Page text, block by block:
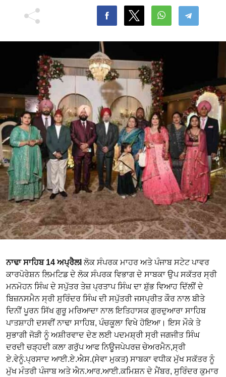
ਨਾਢਾ ਸਾਹਿਬ 14 ਅਪ੍ਰੈਲlਲੋਕ ਸੰਪਰਕ ਮਾਹਰ ਅਤੇ ਪੰਜਾਬ ਸਟੇਟ ਪਾਵਰ
ਕਾਰਪੋਰੇਸ਼ਨ ਲਿਮਟਿਡ ਦੇ ਲੋਕ ਸੰਪਰਕ ਵਿਭਾਗ ਦੇ ਸਾਬਕਾ ਉਪ ਸਕੱਤਰ ਸ੍ਰੀ
ਮਨਮੋਹਨ ਸਿੰਘ ਦੇ ਸਪੁੱਤਰ ਤੇਜ਼ ਪ੍ਰਤਾਪ ਸਿੰਘ ਦਾ ਸ਼ੁੱਭ ਵਿਆਹ ਦਿੱਲੀਂ ਦੇ
ਬਿਜ਼ਨਸਮੈਨ ਸ੍ਰੀ ਸੁਰਿੰਦਰ ਸਿੰਘ ਦੀ ਸਪੁੱਤਰੀ ਜਸਪ੍ਰੀਤ ਕੌਰ ਨਾਲ ਬੀਤੇ
ਦਿਨੀਂ ਪੂਰਨ ਸਿੱਖ ਗੁਰੂ ਮਰਿਆਦਾ ਨਾਲ ਇਤਿਹਾਸਕ ਗੁਰਦੁਆਰਾ ਸਾਹਿਬ
ਪਾਤਸ਼ਾਹੀ ਦਸਵੀਂ ਨਾਢਾ ਸਾਹਿਬ, ਪੰਚਕੂਲਾ ਵਿਖੇ ਹੋਇਆ। ਇਸ ਮੌਕੇ ਤੇ
ਸੁਭਾਗੀ ਜੋੜੀ ਨੂੰ ਅਸ਼ੀਰਵਾਦ ਦੇਣ ਲਈ ਪਦਮਸ਼੍ਰੀ ਸ੍ਰੀ ਜਗਜੀਤ ਸਿੰਘ
ਦਰਦੀ ਚੜ੍ਹਦੀ ਕਲਾ ਗਰੁੱਪ ਆਫ ਨਿਊਜਪੇਪਰਜ਼ ਚੇਅਰਮੈਨ,ਸ੍ਰੀ
ਏ.ਵੇਨੂੰ.ਪ੍ਰਸਾਦ ਆਈ.ਏ.ਐਸ.(ਸੇਵਾ ਮੁਕਤ) ਸਾਬਕਾ ਵਧੀਕ ਮੁੱਖ ਸਕੱਤਰ ਨੂੰ
ਮੁੱਖ ਮੰਤਰੀ ਪੰਜਾਬ ਅਤੇ ਐਨ.ਆਰ.ਆਈ.ਕਮਿਸ਼ਨ ਦੇ ਮੈਂਬਰ, ਸੁਰਿੰਦਰ ਕੁਮਾਰ